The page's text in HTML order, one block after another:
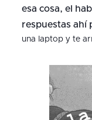
esa cosa, el
respuestas ahí
una laptop y te